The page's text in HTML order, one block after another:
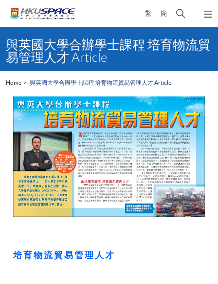
繁 簡
Open
search
panel
content
start與英國大學合辦學士課程 培育物流貿
易管理人才 Article
Home 與英國大學合辦學士課程 培育物流貿易管理人才 Article
培育物流貿易管理人才